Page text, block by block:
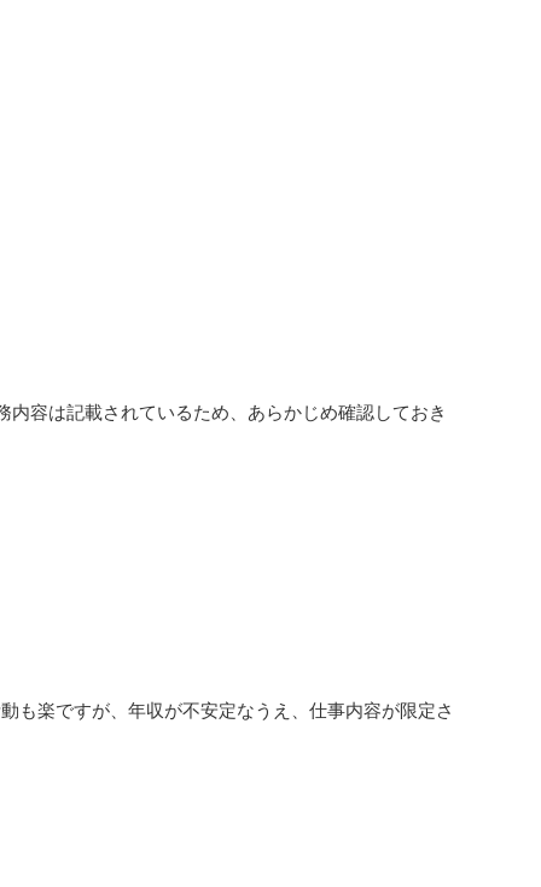
容は記載されているため、あらかじめ確認しておき
も楽ですが、年収が不安定なうえ、仕事内容が限定さ